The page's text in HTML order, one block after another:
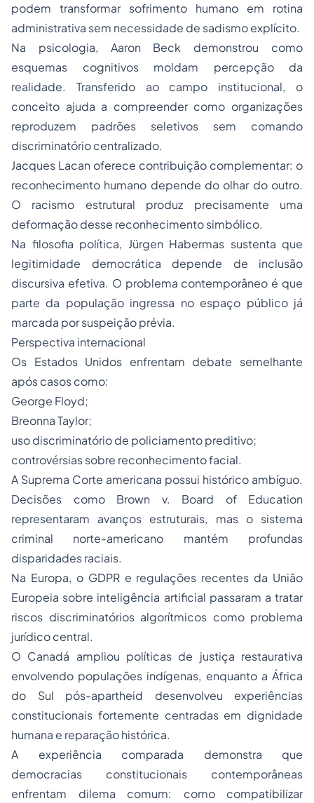
podem transformar sofrimento humano em rotina
administrativa sem necessidade de sadismo explícito.
Na psicologia, Aaron Beck demonstrou como
esquemas cognitivos moldam percepção da
realidade. Transferido ao campo institucional, o
conceito ajuda a compreender como organizações
reproduzem padrões seletivos sem comando
discriminatório centralizado.
Jacques Lacan oferece contribuição complementar: o
reconhecimento humano depende do olhar do outro.
O racismo estrutural produz precisamente uma
deformação desse reconhecimento simbólico.
Na filosofia política, Jürgen Habermas sustenta que
legitimidade democrática depende de inclusão
discursiva efetiva. O problema contemporâneo é que
parte da população ingressa no espaço público já
marcada por suspeição prévia.
Perspectiva internacional
Os Estados Unidos enfrentam debate semelhante
após casos como:
George Floyd;
Breonna Taylor;
uso discriminatório de policiamento preditivo;
controvérsias sobre reconhecimento facial.
A Suprema Corte americana possui histórico ambíguo.
Decisões como Brown v. Board of Education
representaram avanços estruturais, mas o sistema
criminal norte-americano mantém profundas
disparidades raciais.
Na Europa, o GDPR e regulações recentes da União
Europeia sobre inteligência artificial passaram a tratar
riscos discriminatórios algorítmicos como problema
jurídico central.
O Canadá ampliou políticas de justiça restaurativa
envolvendo populações indígenas, enquanto a África
do Sul pós-apartheid desenvolveu experiências
constitucionais fortemente centradas em dignidade
humana e reparação histórica.
A experiência comparada demonstra que
democracias constitucionais contemporâneas
enfrentam dilema comum: como compatibilizar